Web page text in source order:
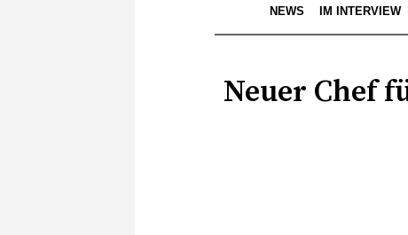
NEWS IM INTERVIEW
Neuer Chef